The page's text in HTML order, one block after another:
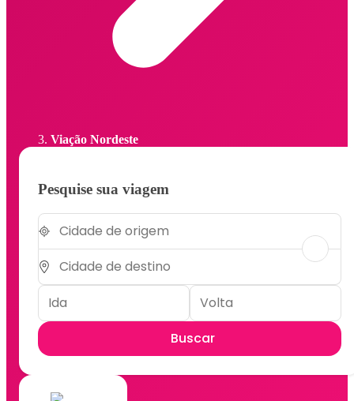
Viação Nordeste
Pesquise sua viagem
Buscar